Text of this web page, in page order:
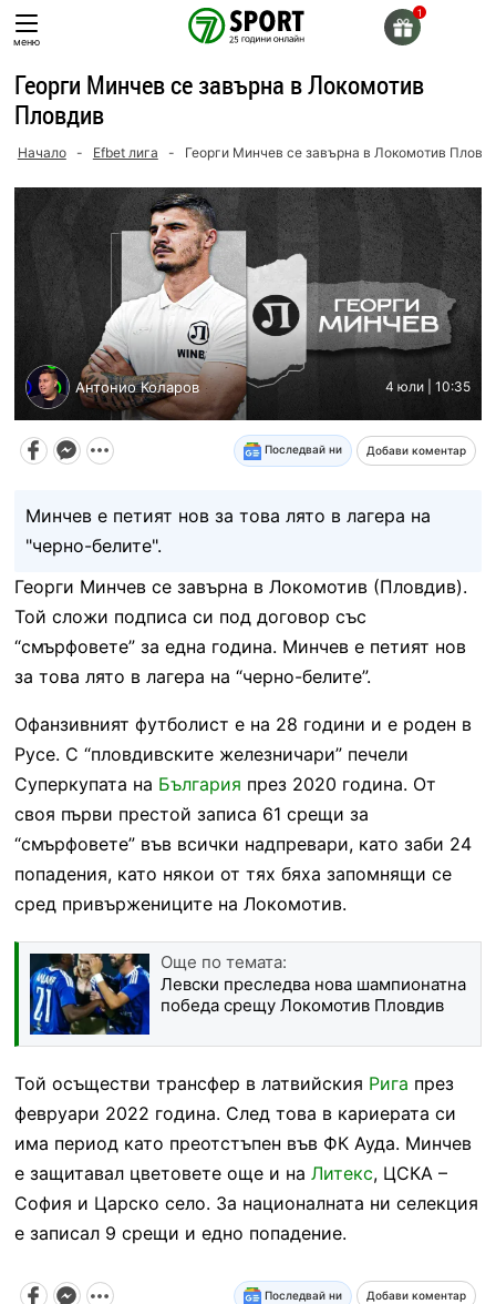
Skip
toменю
Георги Минчев се завърна в Локомотив
Пловдив
Начало - Efbet лига - Георги Минчев се завърна в Локомотив
Антонио Коларов 4 юли | 10:35
Последвай ни Добави коментар
Минчев е петият нов за това лято в лагера на
"черно-белите".
Георги Минчев се завърна в Локомотив (Пловдив).
Той сложи подписа си под договор със
“смърфовете” за една година. Минчев е петият нов
за това лято в лагера на “черно-белите”.
Офанзивният футболист е на 28 години и е роден в
Русе. С “пловдивските железничари” печели
Суперкупата на България през 2020 година. От
своя първи престой записа 61 срещи за
“смърфовете” във всички надпревари, като заби 24
попадения, като някои от тях бяха запомнящи се
сред привържениците на Локомотив.
Още по темата:
Левски преследва нова шампионатна
победа срещу Локомотив Пловдив
Той осъществи трансфер в латвийския Рига през
февруари 2022 година. След това в кариерата си
има период като преотстъпен във ФК Ауда. Минчев
е защитавал цветовете още и на Литекс, ЦСКА –
София и Царско село. За националната ни селекция
е записал 9 срещи и едно попадение.
Последвай ни Добави коментар